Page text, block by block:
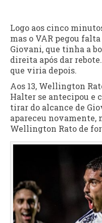
Logo aos cinco
mas o VAR pegou
Giovani, que tinha a
direita após dar
que viria depois.
Aos 13, Wellington
Halter se antecipou e
tirar do alcance de
apareceu novamente,
Wellington Rato de